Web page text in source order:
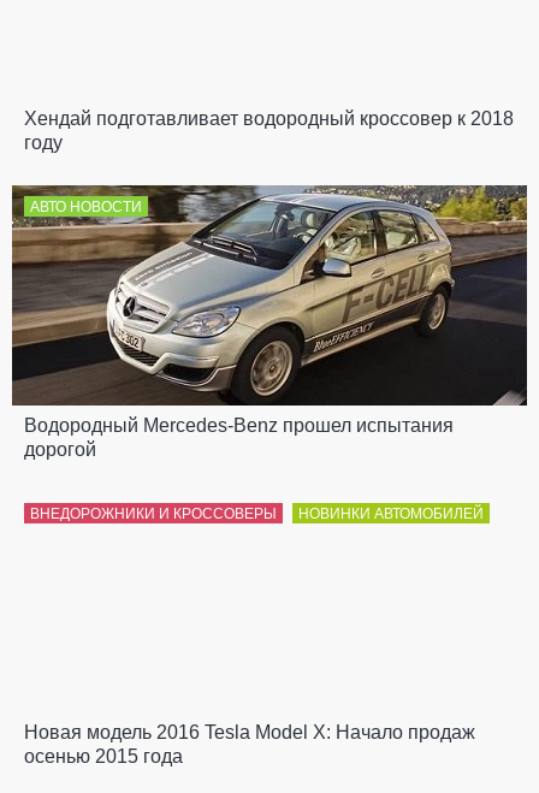
Хендай подготавливает водородный кроссовер к 2018
году
АВТО НОВОСТИ
Водородный Mercedes-Benz прошел испытания
дорогой
ВНЕДОРОЖНИКИ И КРОССОВЕРЫ НОВИНКИ АВТОМОБИЛЕЙ
Новая модель 2016 Tesla Model X: Начало продаж
осенью 2015 года